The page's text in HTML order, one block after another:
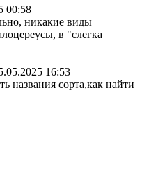
00:58
никакие виды
в "слегка
16:53
названия сорта,как найти